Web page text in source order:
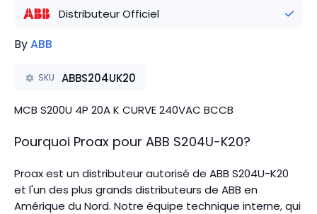
Distributeur Officiel
ByABB
SKU ABBS204UK20
MCB S200U 4P 20A K CURVE 240VAC BCCB
Pourquoi Proax pour ABB S204U-K20?
Proax est un distributeur autorisé de ABB S204U-K20
et l'un des plus grands distributeurs de ABB en
Amérique du Nord. Notre équipe technique interne, qui